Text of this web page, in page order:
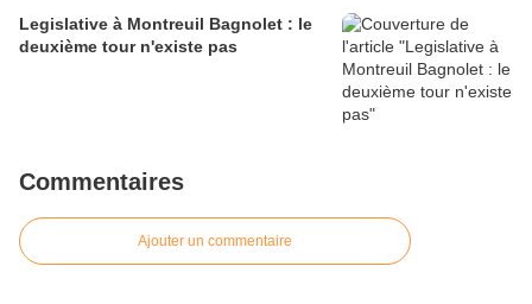
Legislative à Montreuil Bagnolet : le
deuxième tour n'existe pas
Commentaires
Ajouter un commentaire